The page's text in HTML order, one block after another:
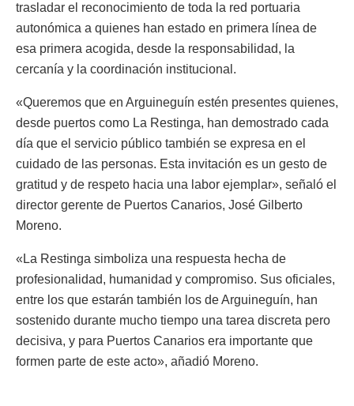
trasladar el reconocimiento de toda la red portuaria
autonómica a quienes han estado en primera línea de
esa primera acogida, desde la responsabilidad, la
cercanía y la coordinación institucional.
«Queremos que en Arguineguín estén presentes quienes,
desde puertos como La Restinga, han demostrado cada
día que el servicio público también se expresa en el
cuidado de las personas. Esta invitación es un gesto de
gratitud y de respeto hacia una labor ejemplar», señaló el
director gerente de Puertos Canarios, José Gilberto
Moreno.
«La Restinga simboliza una respuesta hecha de
profesionalidad, humanidad y compromiso. Sus oficiales,
entre los que estarán también los de Arguineguín, han
sostenido durante mucho tiempo una tarea discreta pero
decisiva, y para Puertos Canarios era importante que
formen parte de este acto», añadió Moreno.